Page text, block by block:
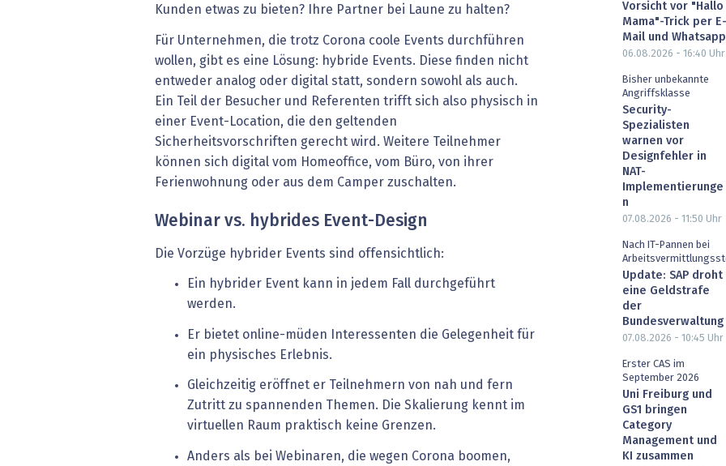
Kunden etwas zu bieten? Ihre Partner bei Laune zu halten?
Für Unternehmen, die trotz Corona coole Events durchführen
wollen, gibt es eine Lösung: hybride Events. Diese finden nicht
entweder analog oder digital statt, sondern sowohl als auch.
Ein Teil der Besucher und Referenten trifft sich also physisch in
einer Event-Location, die den geltenden
Sicherheitsvorschriften gerecht wird. Weitere Teilnehmer
können sich digital vom Homeoffice, vom Büro, von ihrer
Ferienwohnung oder aus dem Camper zuschalten.
Webinar vs. hybrides Event-Design
Die Vorzüge hybrider Events sind offensichtlich:
Ein hybrider Event kann in jedem Fall durchgeführt
werden.
Er bietet online-müden Interessenten die Gelegenheit für
ein physisches Erlebnis.
Gleichzeitig eröffnet er Teilnehmern von nah und fern
Zutritt zu spannenden Themen. Die Skalierung kennt im
virtuellen Raum praktisch keine Grenzen.
Anders als bei Webinaren, die wegen Corona boomen,
Vorsicht vor "Hallo
Mama"-Trick per E-
Mail und Whatsapp
06.08.2026 - 16:40 Uhr
Bisher unbekannte
Angriffsklasse
Security-
Spezialisten
warnen vor
Designfehler in
NAT-
Implementierunge
n
07.08.2026 - 11:50 Uhr
Nach IT-Pannen bei
Update: SAP droht
eine Geldstrafe
der
Bundesverwaltung
07.08.2026 - 10:45 Uhr
Erster CAS im
September 2026
Uni Freiburg und
GS1 bringen
Category
Management und
KI zusammen